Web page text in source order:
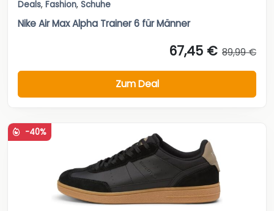
Deals, Fashion, Schuhe
Nike Air Max Alpha Trainer 6 für Männer
67,45 € 89,99 €
Zum Deal
-40%